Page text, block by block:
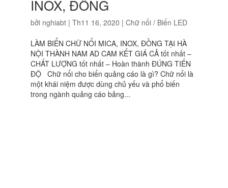
INOX, ĐỒNG
bởi nghiabt| Th11 16, 2020 | Chữ nổi / Biển LED
LÀM BIỂN CHỮ NỔI MICA, INOX, ĐỒNG TẠI HÀ
NỘI THÀNH NAM AD CAM KẾT GIÁ CẢ tốt nhất –
CHẤT LƯỢNG tốt nhất – Hoàn thành ĐÚNG TIẾN
ĐỘ Chữ nổi cho biển quảng cáo là gì? Chữ nổi là
một khái niệm được dùng chủ yếu và phổ biến
trong ngành quảng cáo bảng...